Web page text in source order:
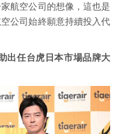
航空公司的想像，這也是
公司始終願意持續投入代
出任台虎日本市場品牌大